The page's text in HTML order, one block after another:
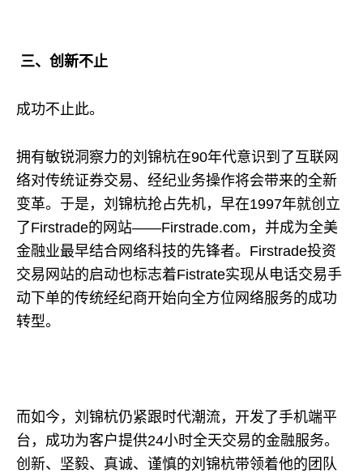
三、创新不止
成功不止此。
拥有敏锐洞察力的刘锦杭在90年代意识到了互联网
络对传统证券交易、经纪业务操作将会带来的全新
变革。于是，刘锦杭抢占先机，早在1997年就创立
了Firstrade的网站——Firstrade.com，并成为全美
金融业最早结合网络科技的先锋者。Firstrade投资
交易网站的启动也标志着Fistrate实现从电话交易手
动下单的传统经纪商开始向全方位网络服务的成功
转型。
而如今，刘锦杭仍紧跟时代潮流，开发了手机端平
台，成功为客户提供24小时全天交易的金融服务。
创新、坚毅、真诚、谨慎的刘锦杭带领着他的团队